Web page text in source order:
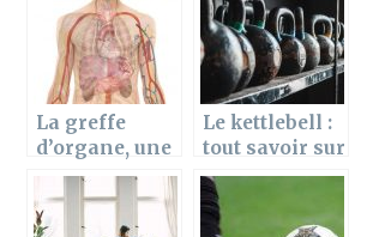
La greffe
d’organe, une
technique qui
sauve des vies
Le kettlebell :
tout savoir sur
cet
équipement
miracle !